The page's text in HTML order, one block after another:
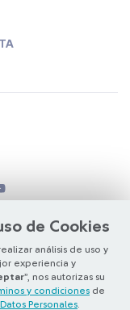
de Cookies
análisis de uso y
experiencia y
”, nos autorizas su
y condiciones de
Personales